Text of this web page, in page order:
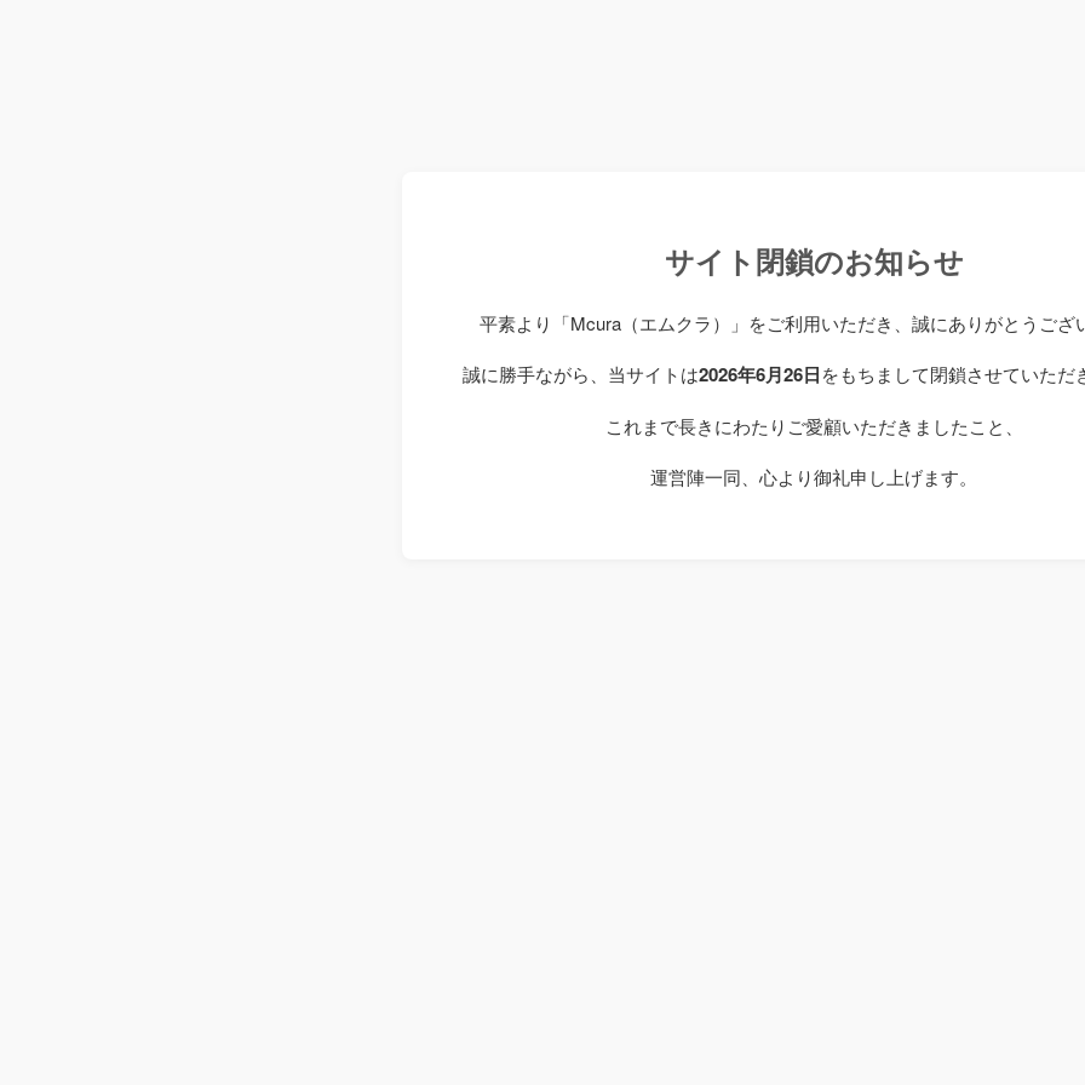
サイト閉鎖のお知らせ
平素より「Mcura（エムクラ）」をご利用いただき、誠にありがとうござ
誠に勝手ながら、当サイトは2026年6月26日をもちまして閉鎖させていただ
これまで長きにわたりご愛顧いただきましたこと、
運営陣一同、心より御礼申し上げます。